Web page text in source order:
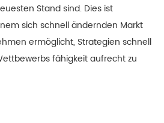
Stand sind. Dies ist
sich schnell ändernden Markt
ermöglicht, Strategien schnell
fähigkeit aufrecht zu